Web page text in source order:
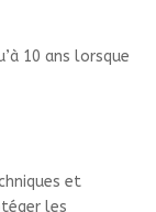
10 ans lorsque
et
les